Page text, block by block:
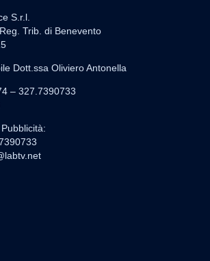
S.r.l.
Trib. di Benevento
Dott.ssa Oliviero Antonella
– 327.7390733